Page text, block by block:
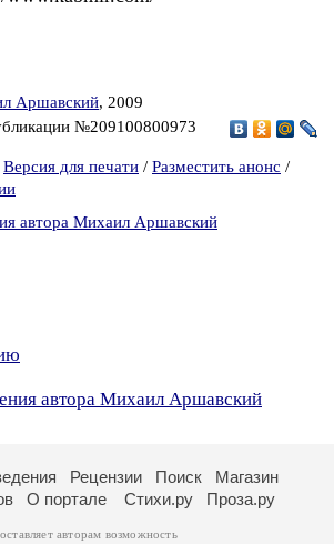
Аршавский, 2009
№209100800973
Версия для печати / Разместить анонс /
автора Михаил Аршавский
автора Михаил Аршавский
Рецензии Поиск
Магазин
О портале Стихи.ру Проза.ру
авторам возможность